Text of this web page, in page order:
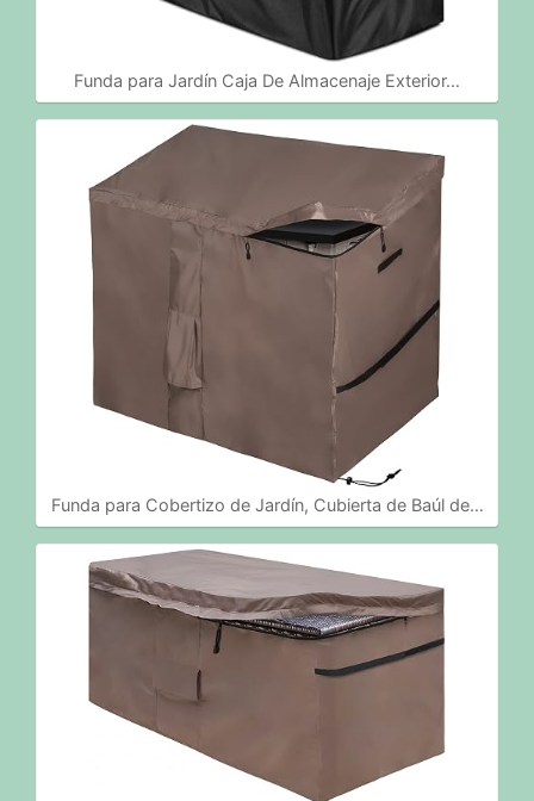
Funda para Jardín Caja De Almacenaje Exterior…
Funda para Cobertizo de Jardín, Cubierta de Baúl de…